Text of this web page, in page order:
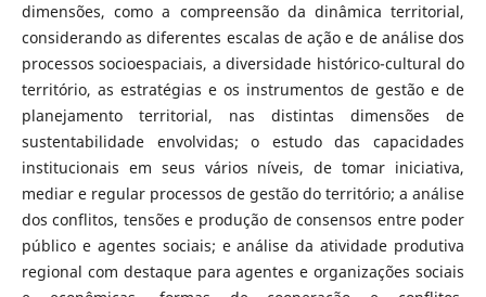
dimensões, como a compreensão da dinâmica territorial,
considerando as diferentes escalas de ação e de análise dos
processos socioespaciais, a diversidade histórico-cultural do
território, as estratégias e os instrumentos de gestão e de
planejamento territorial, nas distintas dimensões de
sustentabilidade envolvidas; o estudo das capacidades
institucionais em seus vários níveis, de tomar iniciativa,
mediar e regular processos de gestão do território; a análise
dos conflitos, tensões e produção de consensos entre poder
público e agentes sociais; e análise da atividade produtiva
regional com destaque para agentes e organizações sociais